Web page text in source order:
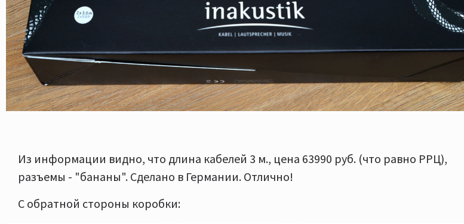
Из информации видно, что длина кабелей 3 м., цена 63990 руб. (что равно РРЦ),
разъемы - "бананы". Сделано в Германии. Отлично!
С обратной стороны коробки: